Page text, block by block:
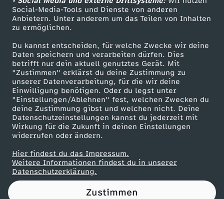
Social-Media-Tools und Dienste von anderen
Anbietern. Unter anderem um das Teilen von Inhalten
zu ermöglichen.
Du kannst entscheiden, für welche Zwecke wir deine
Daten speichern und verarbeiten dürfen. Dies
betrifft nur dein aktuell genutztes Gerät. Mit
"Zustimmen" erklärst du deine Zustimmung zu
unserer Datenverarbeitung, für die wir deine
Einwilligung benötigen. Oder du legst unter
"Einstellungen/Ablehnen" fest, welchen Zwecken du
deine Zustimmung gibst und welchen nicht. Deine
Datenschutzeinstellungen kannst du jederzeit mit
Wirkung für die Zukunft in deinen Einstellungen
widerrufen oder ändern.
Hier findest du das Impressum.
Weitere Informationen findest du in unserer
Datenschutzerklärung.
Zustimmen
W
a
h
l
p
r
o
g
ZDF Unternehmen
Karriere
ZDF goes Schule
Werbefernsehen
Mainzelmännchen
Partner